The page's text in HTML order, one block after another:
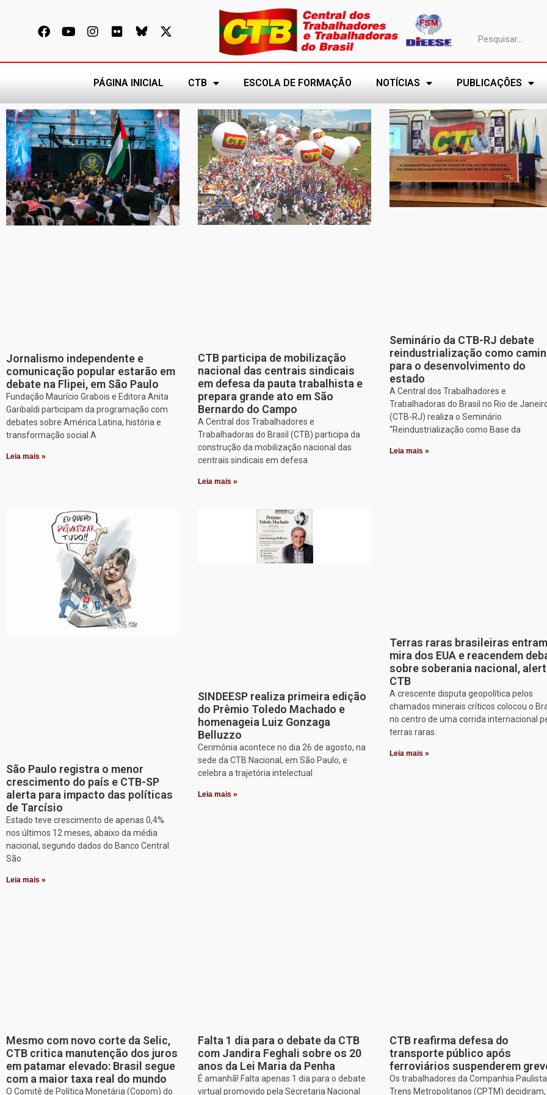
PÁGINA INICIAL CTB ESCOLA DE FORMAÇÃO NOTÍCIAS PUBLICAÇÕES
Jornalismo independente e
comunicação popular estarão em
debate na Flipei, em São Paulo
Fundação Maurício Grabois e Editora Anita
Garibaldi participam da programação com
debates sobre América Latina, história e
transformação social A
Leia mais »
CTB participa de mobilização
nacional das centrais sindicais
em defesa da pauta trabalhista e
prepara grande ato em São
Bernardo do Campo
A Central dos Trabalhadores e
Trabalhadoras do Brasil (CTB) participa da
construção da mobilização nacional das
centrais sindicais em defesa
Leia mais »
Seminário da CTB-RJ debate
reindustrialização como
para o desenvolvimento do
estado
A Central dos Trabalhadores e
Trabalhadoras do Brasil no Rio de
(CTB-RJ) realiza o Seminário
“Reindustrialização como Base da
Leia mais »
São Paulo registra o menor
crescimento do país e CTB-SP
alerta para impacto das políticas
de Tarcísio
Estado teve crescimento de apenas 0,4%
nos últimos 12 meses, abaixo da média
nacional, segundo dados do Banco Central
São
Leia mais »
SINDEESP realiza primeira edição
do Prêmio Toledo Machado e
homenageia Luiz Gonzaga
Belluzzo
Cerimônia acontece no dia 26 de agosto, na
sede da CTB Nacional, em São Paulo, e
celebra a trajetória intelectual
Leia mais »
Terras raras brasileiras
mira dos EUA e reacendem
sobre soberania nacional,
CTB
A crescente disputa geopolítica pelos
chamados minerais críticos colocou o
no centro de uma corrida internacional
terras raras.
Leia mais »
Mesmo com novo corte da Selic,
CTB critica manutenção dos juros
em patamar elevado: Brasil segue
com a maior taxa real do mundo
O Comitê de Política Monetária (Copom) do
Falta 1 dia para o debate da CTB
com Jandira Feghali sobre os 20
anos da Lei Maria da Penha
É amanhã! Falta apenas 1 dia para o debate
virtual promovido pela Secretaria Nacional
CTB reafirma defesa do
transporte público após
ferroviários suspenderem
Os trabalhadores da Companhia
Trens Metropolitanos (CPTM)